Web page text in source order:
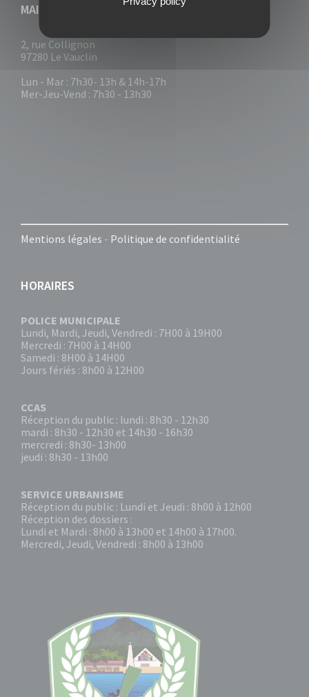
MAIRIE DU VAUCLIN
2, rue Collignon
97280 Le Vauclin
Lun - Mar : 7h30- 13h & 14h-17h
Mer-Jeu-Vend : 7h30 - 13h30
Mentions légales - Politique de confidentialité
HORAIRES
POLICE MUNICIPALE
Lundi, Mardi, Jeudi, Vendredi : 7H00 à 19H00
Mercredi : 7H00 à 14H00
Samedi : 8H00 à 14H00
Jours fériés : 8h00 à 12H00
CCAS
Réception du public : lundi : 8h30 - 12h30
mardi : 8h30 - 12h30 et 14h30 - 16h30
mercredi : 8h30- 13h00
jeudi : 8h30 - 13h00
SERVICE URBANISME
Réception du public : Lundi et Jeudi : 8h00 à 12h00
Réception des dossiers :
Lundi et Mardi : 8h00 à 13h00 et 14h00 à 17h00.
Mercredi, Jeudi, Vendredi : 8h00 à 13h00